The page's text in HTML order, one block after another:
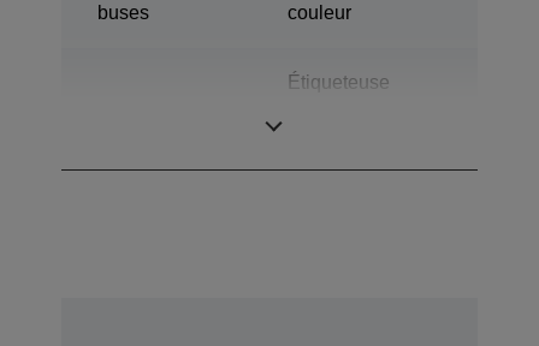
buses couleur
Étiqueteuse